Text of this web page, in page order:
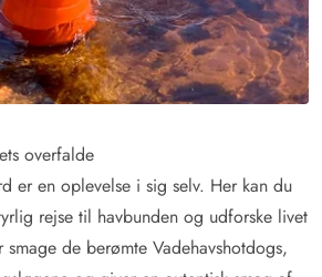
overfalde
er en oplevelse i sig selv. Her kan du
rejse til havbunden og udforske livet
de berømte Vadehavshotdogs,